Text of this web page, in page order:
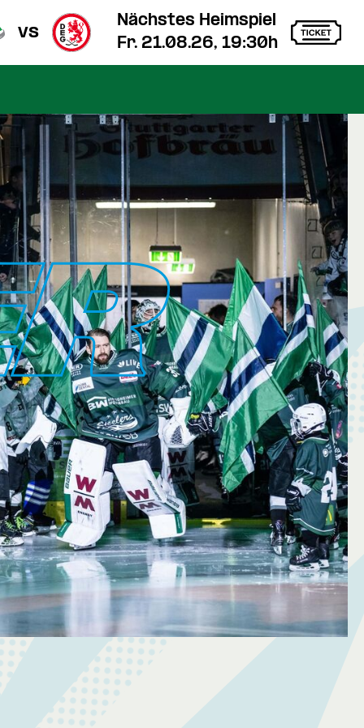
vs
Nächstes Heimspiel
Fr. 21.08.26, 19:30h